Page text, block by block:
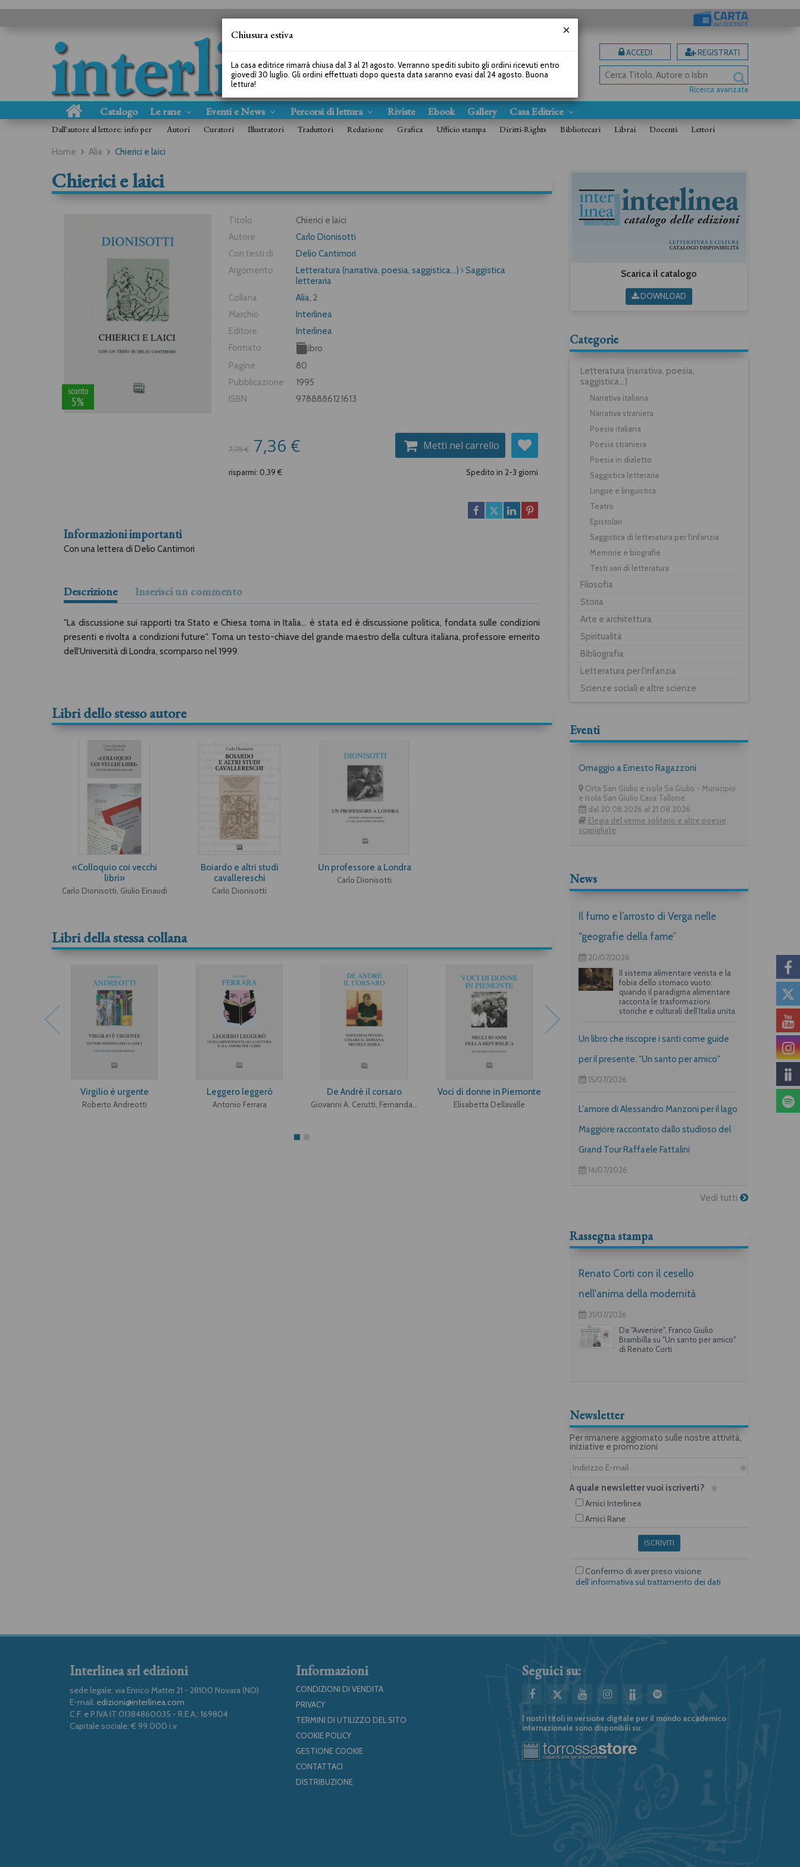
ACCEDI REGISTRATI
Ricerca avanzata
Catalogo Le rane Eventi e News Percorsi di lettura Riviste Ebook Gallery Casa Editrice
Dall'autore al lettore: info per Autori Curatori Illustratori Traduttori Redazione Grafica Ufficio stampa Diritti-Rights Bibliotecari Librai Docenti Lettori
Home Alia Chierici e laici
Chierici e laici
sconto
5%
Titolo
Chierici e laici
Autore
Carlo Dionisotti
Con testi di
Delio Cantimori
Argomento
Letteratura (narrativa, poesia, saggistica...)
Saggistica
letteraria
Collana
Alia, 2
Marchio
Interlinea
Editore
Interlinea
Formato
Libro
Pagine
80
Pubblicazione
1995
ISBN
9788886121613
7,75 € 7,36 € Metti nel carrello
risparmi: 0,39 € Spedito in 2-3 giorni
Informazioni importanti
Con una lettera di Delio Cantimori
Descrizione Inserisci un commento
"La discussione sui rapporti tra Stato e Chiesa torna in Italia... è stata ed è discussione politica, fondata sulle condizioni
presenti e rivolta a condizioni future". Torna un testo-chiave del grande maestro della cultura italiana, professore emerito
dell'Università di Londra, scomparso nel 1999.
Libri dello stesso autore
«Colloquio coi vecchi
libri»
Carlo Dionisotti, Giulio Einaudi
Boiardo e altri studi
cavallereschi
Carlo Dionisotti
Un professore a Londra
Carlo Dionisotti
Libri della stessa collana
Virgilio è urgente
Roberto Andreotti
Leggero leggerò
Antonio Ferrara
De André il corsaro Voci di donne in Piemonte
Elisabetta Dellavalle Sergio Mattarella Alessandro Andreini
Scarica il catalogo
DOWNLOAD
Categorie
Letteratura (narrativa, poesia,
saggistica...)
Narrativa italiana
Narrativa straniera
Poesia italiana
Poesia straniera
Poesia in dialetto
Saggistica letteraria
Lingue e linguistica
Teatro
Epistolari
Saggistica di letteratura per l'infanzia
Memorie e biografie
Testi vari di letteratura
Filosofia
Storia
Arte e architettura
Spiritualità
Bibliografia
Letteratura per l'infanzia
Scienze sociali e altre scienze
Eventi
Omaggio a Ernesto Ragazzoni
Orta San Giulio e isola Sa Giulio - Municipio
e Isola San Giulio Casa Tallone
dal 20.08.2026 al 21.08.2026
Elegia del verme solitario e altre poesie
scapigliate
News
Il fumo e l’arrosto di Verga nelle
“geografie della fame”
20/07/2026
Il sistema alimentare verista e la
fobia dello stomaco vuoto:
quando il paradigma alimentare
racconta le trasformazioni
storiche e culturali dell’Italia unita.
Un libro che riscopre i santi come guide
per il presente: "Un santo per amico"
15/07/2026
L'amore di Alessandro Manzoni per il lago
Maggiore raccontato dallo studioso del
Grand Tour Raffaele Fattalini
14/07/2026
Vedi tutti
Rassegna stampa
Renato Corti con il cesello
nell'anima della modernità
31/07/2026
Da "Avvenire", Franco Giulio
Brambilla su "Un santo per amico"
di Renato Corti
Newsletter
Per rimanere aggiornato sulle nostre attività,
iniziative e promozioni
A quale newsletter vuoi iscriverti?
Amici Interlinea
Amici Rane
ISCRIVITI
Confermo di aver preso visione
dell’informativa sul trattamento dei dati
Interlinea srl edizioni
sede legale: via Enrico Mattei 21 - 28100 Novara (NO)
E-mail: edizioni@interlinea.com
C.F. e P.IVA IT 01384860035 - R.E.A.: 169804
Capitale sociale: € 99.000 i.v
Informazioni
CONDIZIONI DI VENDITA
PRIVACY
TERMINI DI UTILIZZO DEL SITO
COOKIE POLICY
GESTIONE COOKIE
CONTATTACI
DISTRIBUZIONE
Seguici su:
I nostri titoli in versione digitale per il mondo accademico
internazionale sono disponibili su:
Chiusura estiva
La casa editrice rimarrà chiusa dal 3 al 21 agosto. Verranno spediti subito gli ordini ricevuti entro
giovedì 30 luglio. Gli ordini effettuati dopo questa data saranno evasi dal 24 agosto. Buona
lettura!